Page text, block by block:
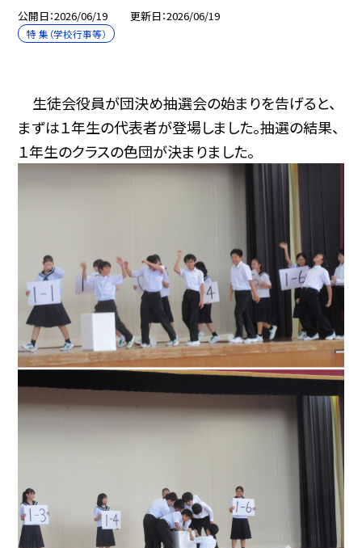
公開日 2026/06/19 更新日 2026/06/19
特 集（学校行事等）
生徒会役員が団決め抽選会の始まりを告げると、
まずは１年生の代表者が登場しました。抽選の結果、
１年生のクラスの色団が決まりました。